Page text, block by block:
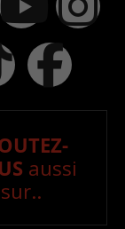
aussi
sur..